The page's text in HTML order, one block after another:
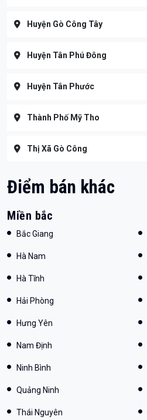
Huyện Gò Công Tây
Huyện Tân Phú Đông
Huyện Tân Phước
Thành Phố Mỹ Tho
Thị Xã Gò Công
Điểm bán khác
Miền bắc
Bắc Giang
Hà Nam
Hà Tĩnh
Hải Phòng
Hưng Yên
Nam Định
Ninh Bình
Quảng Ninh
Thái Nguyên